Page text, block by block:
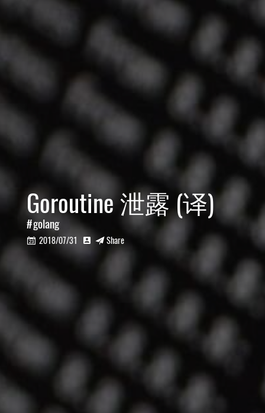
Goroutine 泄露 (译)
golang
 2018/07/31  Share